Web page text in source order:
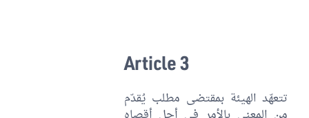
Article 3
تتعهّد الهيئة بمقتضى مطلب يُقدّم